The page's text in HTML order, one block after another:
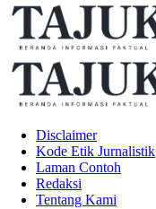
Disclaimer
Kode Etik Jurnalistik
Laman Contoh
Redaksi
Tentang Kami